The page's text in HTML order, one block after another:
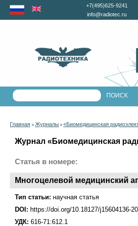
+7(495)625-9241
info@radiotec.ru
Главная > Журналы > «Биомедицинская
Журнал «Биомедицинская
Статья в номере:
Многоцелевой медицинский
Тип статьи: научная статья
DOI: https://doi.org/10.18127/j15604136-
УДК: 616-71:612.1